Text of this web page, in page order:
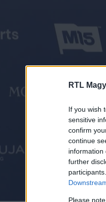
RTL
If you wish
sensitive
confirm
continue
information
further
Please